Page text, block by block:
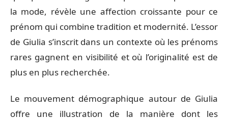
la mode, révèle une affection croissante pour ce
prénom qui combine tradition et modernité. L’essor
de Giulia s’inscrit dans un contexte où les prénoms
rares gagnent en visibilité et où l’originalité est de
plus en plus recherchée.
Le mouvement démographique autour de Giulia
offre une illustration de la manière dont les